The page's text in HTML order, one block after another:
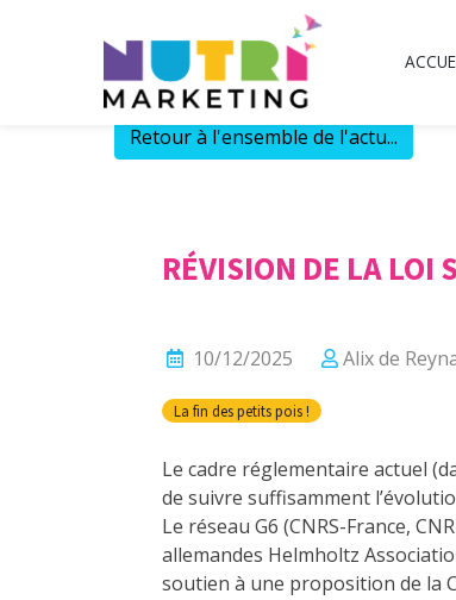
Retour à l'ensemble de l'actu...
RÉVISION DE LA LOI
10/12/2025 Alix de
La fin des petits pois !
Le cadre réglementaire actuel
de suivre suffisamment
Le réseau G6 (CNRS-France,
allemandes Helmholtz
soutien à une proposition de la